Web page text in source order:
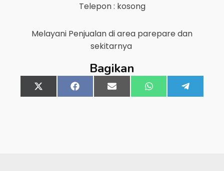
Telepon : kosong
Melayani Penjualan di area parepare dan
sekitarnya
Bagikan
Share
on
X
(Twitter)
Share
on
FacebookShare
on
Email Share
on
WhatsApp
on